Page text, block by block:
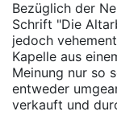
Bezüglich der
Schrift "Die
jedoch
Kapelle aus
Meinung nur so
entweder
verkauft und